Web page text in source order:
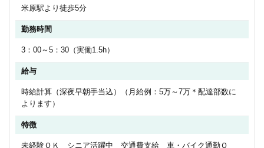
米原駅より徒歩5分
勤務時間
3：00～5：30（実働1.5h）
給与
時給計算（深夜早朝手当込）（月給例：5万～7万＊配達部数に
よります）
特徴
未経験ＯＫ シニア活躍中 交通費支給 車・バイク通勤Ｏ